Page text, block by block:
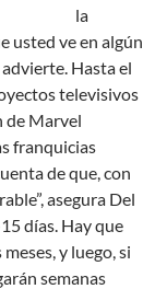
la
usted ve en algún
Hasta el
televisivos
de Marvel
franquicias
de que, con
asegura Del
días. Hay que
y luego, si
semanas